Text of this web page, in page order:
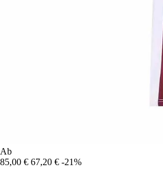
Ab
85,00 € 67,20 € -21%